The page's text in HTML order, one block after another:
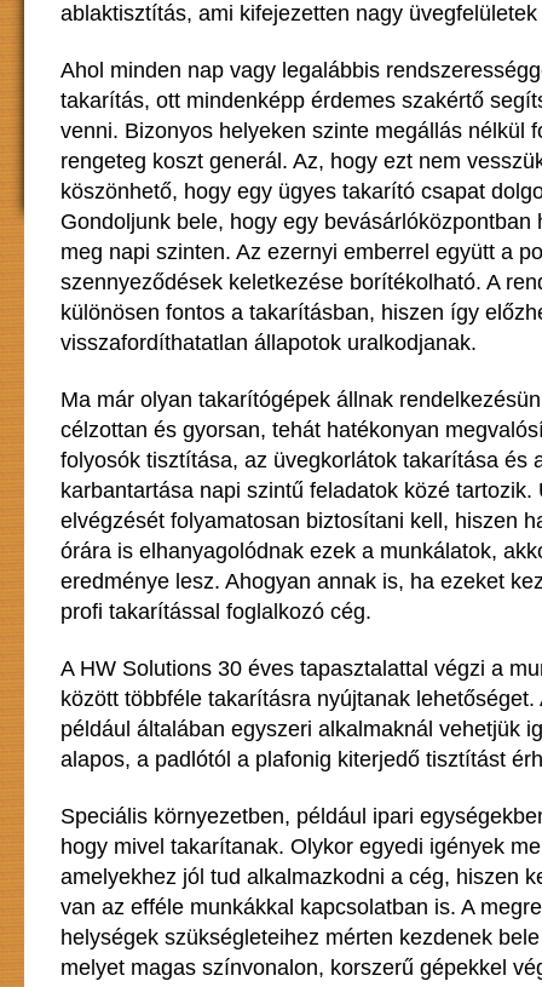
ablaktisztítás, ami kifejezetten nagy
Ahol minden nap vagy legalábbis
takarítás, ott mindenképp érdemes szakértő
venni. Bizonyos helyeken szinte megállás nélkül
rengeteg koszt generál. Az, hogy ezt nem
köszönhető, hogy egy ügyes takarító csapat
Gondoljunk bele, hogy egy bevásárlóközpontban
meg napi szinten. Az ezernyi emberrel együtt a
szennyeződések keletkezése borítékolható. A
különösen fontos a takarításban, hiszen így
visszafordíthatatlan állapotok uralkodjanak.
Ma már olyan takarítógépek állnak
célzottan és gyorsan, tehát hatékonyan
folyosók tisztítása, az üvegkorlátok takarítása és
karbantartása napi szintű feladatok közé tartozik.
elvégzését folyamatosan biztosítani kell, hiszen
órára is elhanyagolódnak ezek a munkálatok,
eredménye lesz. Ahogyan annak is, ha ezeket
profi takarítással foglalkozó cég.
A HW Solutions 30 éves tapasztalattal végzi a
között többféle takarításra nyújtanak lehetőséget.
például általában egyszeri alkalmaknál vehetjük
alapos, a padlótól a plafonig kiterjedő tisztítást
Speciális környezetben, például ipari
hogy mivel takarítanak. Olykor egyedi igények
amelyekhez jól tud alkalmazkodni a cég, hiszen
van az efféle munkákkal kapcsolatban is. A
helységek szükségleteihez mérten kezdenek
melyet magas színvonalon, korszerű gépekkel